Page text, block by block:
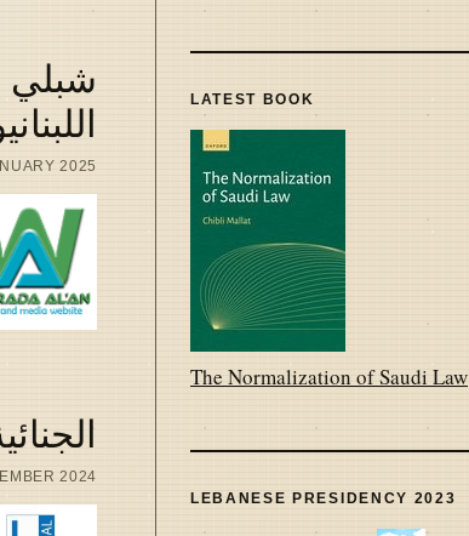
شبلي
2025
2024
LATEST BOOK
The Normalization of Saudi Law
LEBANESE PRESIDENCY 2023